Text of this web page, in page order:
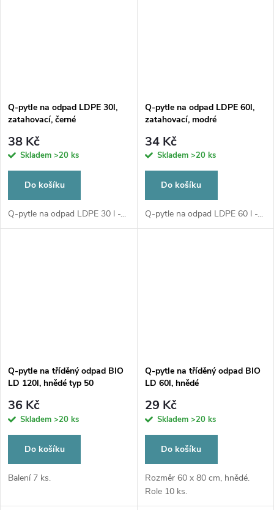
Q-pytle na odpad LDPE 30l,
zatahovací, černé
38 Kč
Skladem >20 ks
Do košíku
Q-pytle na odpad LDPE 30 l -...
Q-pytle na odpad LDPE 60l,
zatahovací, modré
34 Kč
Skladem >20 ks
Do košíku
Q-pytle na odpad LDPE 60 l -...
Q-pytle na tříděný odpad BIO
LD 120l, hnědé typ 50
36 Kč
Skladem >20 ks
Do košíku
Balení 7 ks.
Q-pytle na tříděný odpad BIO
LD 60l, hnědé
29 Kč
Skladem >20 ks
Do košíku
Rozměr 60 x 80 cm, hnědé.
Role 10 ks.